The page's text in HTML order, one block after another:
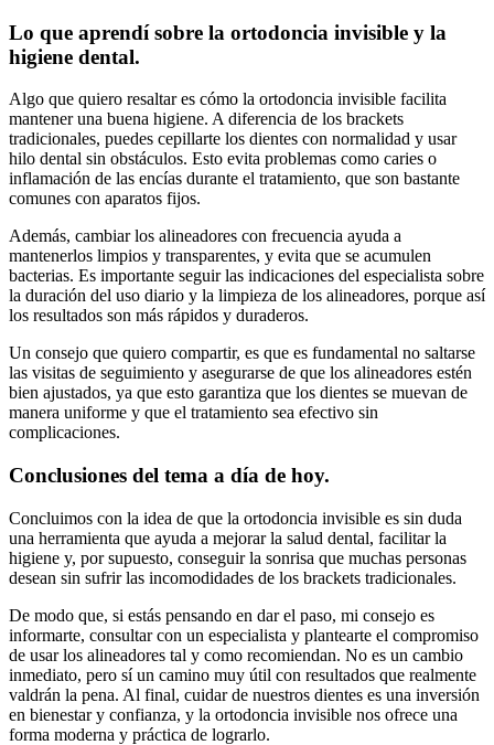
Lo que aprendí sobre la ortodoncia invisible y la
higiene dental.
Algo que quiero resaltar es cómo la ortodoncia invisible facilita
mantener una buena higiene. A diferencia de los brackets
tradicionales, puedes cepillarte los dientes con normalidad y usar
hilo dental sin obstáculos. Esto evita problemas como caries o
inflamación de las encías durante el tratamiento, que son bastante
comunes con aparatos fijos.
Además, cambiar los alineadores con frecuencia ayuda a
mantenerlos limpios y transparentes, y evita que se acumulen
bacterias. Es importante seguir las indicaciones del especialista sobre
la duración del uso diario y la limpieza de los alineadores, porque así
los resultados son más rápidos y duraderos.
Un consejo que quiero compartir, es que es fundamental no saltarse
las visitas de seguimiento y asegurarse de que los alineadores estén
bien ajustados, ya que esto garantiza que los dientes se muevan de
manera uniforme y que el tratamiento sea efectivo sin
complicaciones.
Conclusiones del tema a día de hoy.
Concluimos con la idea de que la ortodoncia invisible es sin duda
una herramienta que ayuda a mejorar la salud dental, facilitar la
higiene y, por supuesto, conseguir la sonrisa que muchas personas
desean sin sufrir las incomodidades de los brackets tradicionales.
De modo que, si estás pensando en dar el paso, mi consejo es
informarte, consultar con un especialista y plantearte el compromiso
de usar los alineadores tal y como recomiendan. No es un cambio
inmediato, pero sí un camino muy útil con resultados que realmente
valdrán la pena. Al final, cuidar de nuestros dientes es una inversión
en bienestar y confianza, y la ortodoncia invisible nos ofrece una
forma moderna y práctica de lograrlo.